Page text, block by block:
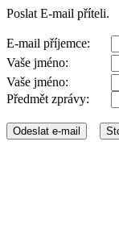
Poslat E-mail příteli.
E-mail příjemce:
Vaše jméno:
Vaše jméno:
Předmět zprávy: